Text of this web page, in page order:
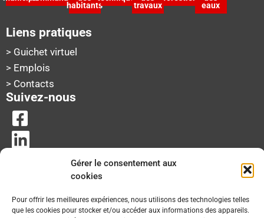
Gérer le consentement aux
cookies
Pour offrir les meilleures expériences, nous utilisons des technologies telles
que les cookies pour stocker et/ou accéder aux informations des appareils.
habitants
travaux
eaux
Liens pratiques
> Guichet virtuel
> Emplois
> Contacts
Suivez-nous